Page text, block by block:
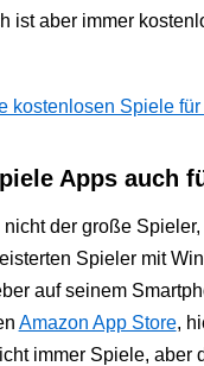
ist aber immer
kostenlosen Spiele
Apps auch
der große
Spieler mit
auf seinem
Amazon App Store,
immer Spiele,